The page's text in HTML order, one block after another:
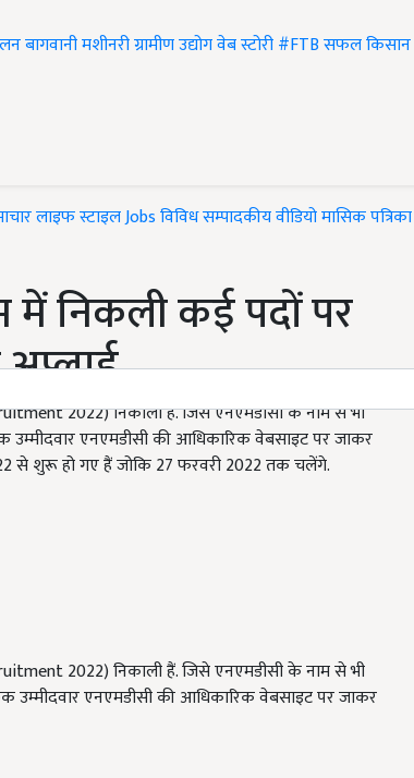
बागवानीमशीनरीग्रामीण उद्योगवेब स्टोरी#FTBसफल किसान
लाइफ स्टाइलJobsविविधसम्पादकीयवीडियोमासिक पत्रिका
में निकली कई पदों पर
2022) निकाली हैं. जिसे एनएमडीसी के नाम से भी
उम्मीदवार एनएमडीसी की आधिकारिक वेबसाइट पर जाकर
शुरू हो गए हैं जोकि 27 फरवरी 2022 तक चलेंगे.
2022) निकाली हैं. जिसे एनएमडीसी के नाम से भी
उम्मीदवार एनएमडीसी की आधिकारिक वेबसाइट पर जाकर